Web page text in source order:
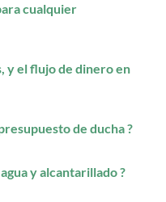
cualquier
y el flujo de dinero en
de ducha ?
y alcantarillado ?